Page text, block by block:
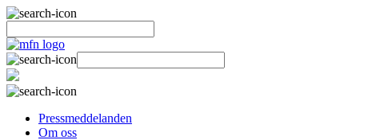
Pressmeddelanden
Om oss